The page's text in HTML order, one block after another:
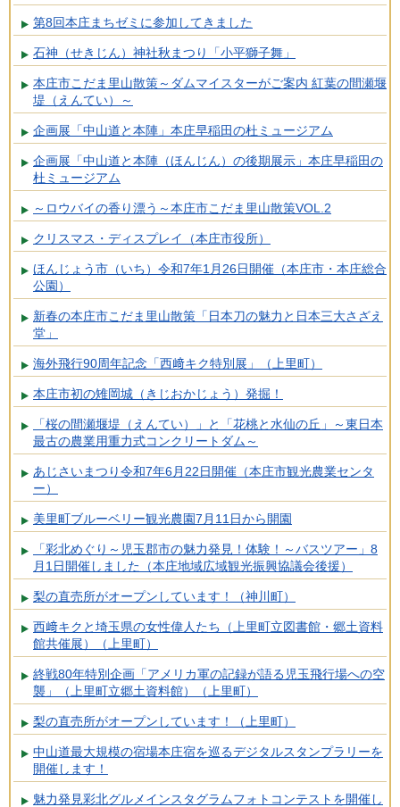
第8回本庄まちゼミに参加してきました
石神（せきじん）神社秋まつり「小平獅子舞」
本庄市こだま里山散策～ダムマイスターがご案内 紅葉の間瀬堰
堤（えんてい）～
企画展「中山道と本陣」本庄早稲田の杜ミュージアム
企画展「中山道と本陣（ほんじん）の後期展示」本庄早稲田の
杜ミュージアム
～ロウバイの香り漂う～本庄市こだま里山散策VOL.2
クリスマス・ディスプレイ（本庄市役所）
ほんじょう市（いち）令和7年1月26日開催（本庄市・本庄総合
公園）
新春の本庄市こだま里山散策「日本刀の魅力と日本三大さざえ
堂」
海外飛行90周年記念「西﨑キク特別展」（上里町）
本庄市初の雉岡城（きじおかじょう）発掘！
「桜の間瀬堰堤（えんてい）」と「花桃と水仙の丘」～東日本
最古の農業用重力式コンクリートダム～
あじさいまつり令和7年6月22日開催（本庄市観光農業センタ
ー）
美里町ブルーベリー観光農園7月11日から開園
「彩北めぐり～児玉郡市の魅力発見！体験！～バスツアー」8
月1日開催しました（本庄地域広域観光振興協議会後援）
梨の直売所がオープンしています！（神川町）
西﨑キクと埼玉県の女性偉人たち（上里町立図書館・郷土資料
館共催展）（上里町）
終戦80年特別企画「アメリカ軍の記録が語る児玉飛行場への空
襲」（上里町立郷土資料館）（上里町）
梨の直売所がオープンしています！（上里町）
中山道最大規模の宿場本庄宿を巡るデジタルスタンプラリーを
開催します！
魅力発見彩北グルメインスタグラムフォトコンテストを開催し